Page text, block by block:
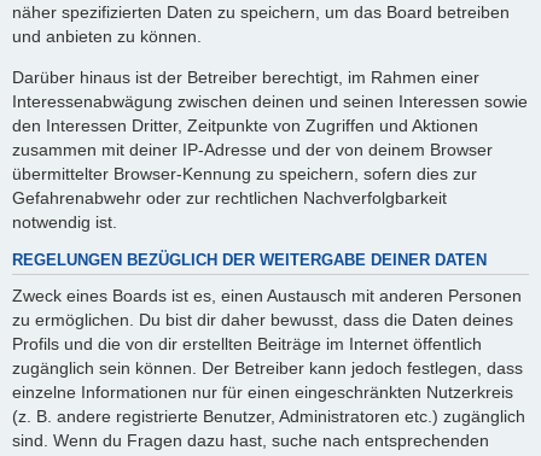
näher spezifizierten Daten zu speichern, um das Board betreiben
und anbieten zu können.
Darüber hinaus ist der Betreiber berechtigt, im Rahmen einer
Interessenabwägung zwischen deinen und seinen Interessen sowie
den Interessen Dritter, Zeitpunkte von Zugriffen und Aktionen
zusammen mit deiner IP-Adresse und der von deinem Browser
übermittelter Browser-Kennung zu speichern, sofern dies zur
Gefahrenabwehr oder zur rechtlichen Nachverfolgbarkeit
notwendig ist.
REGELUNGEN BEZÜGLICH DER WEITERGABE DEINER DATEN
Zweck eines Boards ist es, einen Austausch mit anderen Personen
zu ermöglichen. Du bist dir daher bewusst, dass die Daten deines
Profils und die von dir erstellten Beiträge im Internet öffentlich
zugänglich sein können. Der Betreiber kann jedoch festlegen, dass
einzelne Informationen nur für einen eingeschränkten Nutzerkreis
(z. B. andere registrierte Benutzer, Administratoren etc.) zugänglich
sind. Wenn du Fragen dazu hast, suche nach entsprechenden